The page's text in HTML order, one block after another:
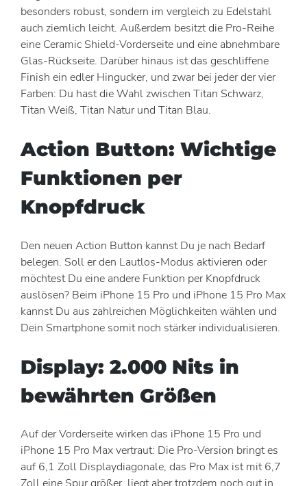
besonders robust, sondern im vergleich zu Edelstahl
auch ziemlich leicht. Außerdem besitzt die Pro-Reihe
eine Ceramic Shield-Vorderseite und eine abnehmbare
Glas-Rückseite. Darüber hinaus ist das geschliffene
Finish ein edler Hingucker, und zwar bei jeder der vier
Farben: Du hast die Wahl zwischen Titan Schwarz,
Titan Weiß, Titan Natur und Titan Blau.
Action Button: Wichtige
Funktionen per
Knopfdruck
Den neuen Action Button kannst Du je nach Bedarf
belegen. Soll er den Lautlos-Modus aktivieren oder
möchtest Du eine andere Funktion per Knopfdruck
auslösen? Beim iPhone 15 Pro und iPhone 15 Pro Max
kannst Du aus zahlreichen Möglichkeiten wählen und
Dein Smartphone somit noch stärker individualisieren.
Display: 2.000 Nits in
bewährten Größen
Auf der Vorderseite wirken das iPhone 15 Pro und
iPhone 15 Pro Max vertraut: Die Pro-Version bringt es
auf 6,1 Zoll Displaydiagonale, das Pro Max ist mit 6,7